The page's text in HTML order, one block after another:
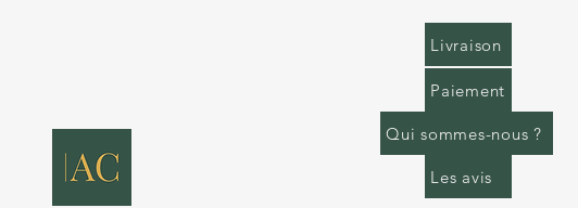
Livraison
Paiement
Qui sommes-nous ?
Les avis